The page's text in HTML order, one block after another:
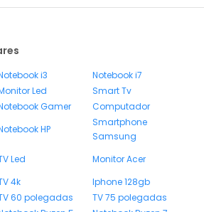
i3
Notebook i7
Led
Smart Tv
Gamer
Computador
HP
Smartphone
Samsung
Led
Monitor Acer
4k
Iphone 128gb
60 polegadas
TV 75 polegadas